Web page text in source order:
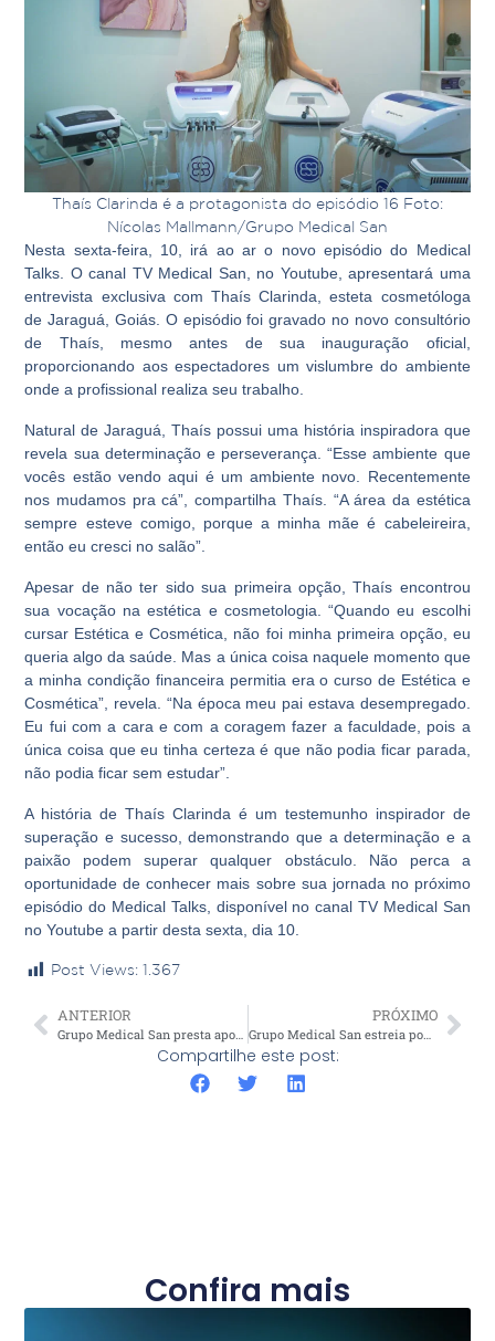
Thaís Clarinda é a protagonista do episódio 16 Foto:
Nícolas Mallmann/Grupo Medical San
Nesta sexta-feira, 10, irá ao ar o novo episódio do Medical
Talks. O canal TV Medical San, no Youtube, apresentará uma
entrevista exclusiva com Thaís Clarinda, esteta cosmetóloga
de Jaraguá, Goiás. O episódio foi gravado no novo consultório
de Thaís, mesmo antes de sua inauguração oficial,
proporcionando aos espectadores um vislumbre do ambiente
onde a profissional realiza seu trabalho.
Natural de Jaraguá, Thaís possui uma história inspiradora que
revela sua determinação e perseverança. “Esse ambiente que
vocês estão vendo aqui é um ambiente novo. Recentemente
nos mudamos pra cá”, compartilha Thaís. “A área da estética
sempre esteve comigo, porque a minha mãe é cabeleireira,
então eu cresci no salão”.
Apesar de não ter sido sua primeira opção, Thaís encontrou
sua vocação na estética e cosmetologia. “Quando eu escolhi
cursar Estética e Cosmética, não foi minha primeira opção, eu
queria algo da saúde. Mas a única coisa naquele momento que
a minha condição financeira permitia era o curso de Estética e
Cosmética”, revela. “Na época meu pai estava desempregado.
Eu fui com a cara e com a coragem fazer a faculdade, pois a
única coisa que eu tinha certeza é que não podia ficar parada,
não podia ficar sem estudar”.
A história de Thaís Clarinda é um testemunho inspirador de
superação e sucesso, demonstrando que a determinação e a
paixão podem superar qualquer obstáculo. Não perca a
oportunidade de conhecer mais sobre sua jornada no próximo
episódio do Medical Talks, disponível no canal TV Medical San
no Youtube a partir desta sexta, dia 10.
Post Views: 1.367
ANTERIOR
Grupo Medical San presta apoio direto às comunidades de Estrela e Lajeado após enchentes no Vale do Taquari
PRÓXIMO
Grupo Medical San estreia podcast “Medical Business Cast” na próxima segunda-feira, dia 13 de maio
Compartilhe este post:
Confira mais